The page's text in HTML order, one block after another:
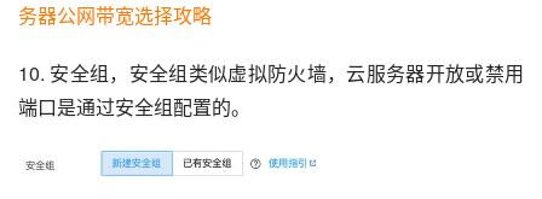
务器公网带宽选择攻略
10. 安全组，安全组类似虚拟防火墙，云服务器开放或禁用
端口是通过安全组配置的。